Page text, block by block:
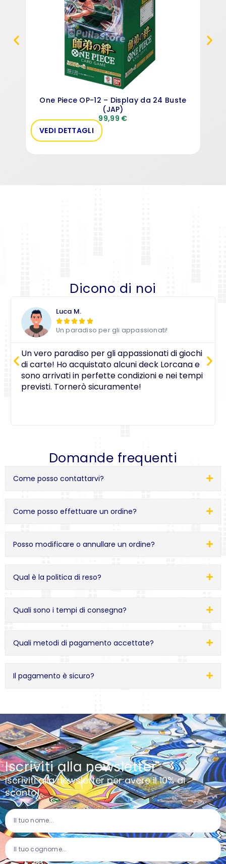
One Piece OP-12 – Display da 24 Buste
(JAP)
99,99 €
VEDI DETTAGLI
Dicono di noi
Luca M.
 
Un paradiso per gli appassionati!
Un vero paradiso per gli appassionati di giochi
di carte! Ho acquistato alcuni deck Lorcana e
sono arrivati in perfette condizioni e nei tempi
previsti. Tornerò sicuramente!
Domande frequenti
Come posso contattarvi?
Come posso effettuare un ordine?
Posso modificare o annullare un ordine?
Qual è la politica di reso?
Quali sono i tempi di consegna?
Quali metodi di pagamento accettate?
Il pagamento è sicuro?
Iscriviti alla newsletter
Iscriviti alla newsletter per avere il 10% di
sconto!